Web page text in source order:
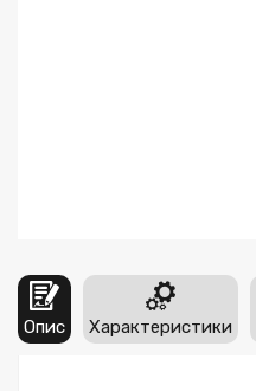
Опис Характеристики